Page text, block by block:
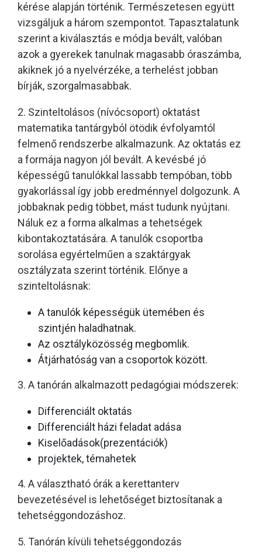
kérése alapján történik. Természetesen együtt
vizsgáljuk a három szempontot. Tapasztalatunk
szerint a kiválasztás e módja bevált, valóban
azok a gyerekek tanulnak magasabb óraszámba,
akiknek jó a nyelvérzéke, a terhelést jobban
bírják, szorgalmasabbak.
2. Szinteltolásos (nívócsoport) oktatást
matematika tantárgyból ötödik évfolyamtól
felmenő rendszerbe alkalmazunk. Az oktatás ez
a formája nagyon jól bevált. A kevésbé jó
képességű tanulókkal lassabb tempóban, több
gyakorlással így jobb eredménnyel dolgozunk. A
jobbaknak pedig többet, mást tudunk nyújtani.
Náluk ez a forma alkalmas a tehetségek
kibontakoztatására. A tanulók csoportba
sorolása egyértelműen a szaktárgyak
osztályzata szerint történik. Előnye a
szinteltolásnak:
A tanulók képességük ütemében és
szintjén haladhatnak.
Az osztályközösség megbomlik.
Átjárhatóság van a csoportok között.
3. A tanórán alkalmazott pedagógiai módszerek:
Differenciált oktatás
Differenciált házi feladat adása
Kiselőadások(prezentációk)
projektek, témahetek
4. A választható órák a kerettanterv
bevezetésével is lehetőséget biztosítanak a
tehetséggondozáshoz.
5. Tanórán kívüli tehetséggondozás